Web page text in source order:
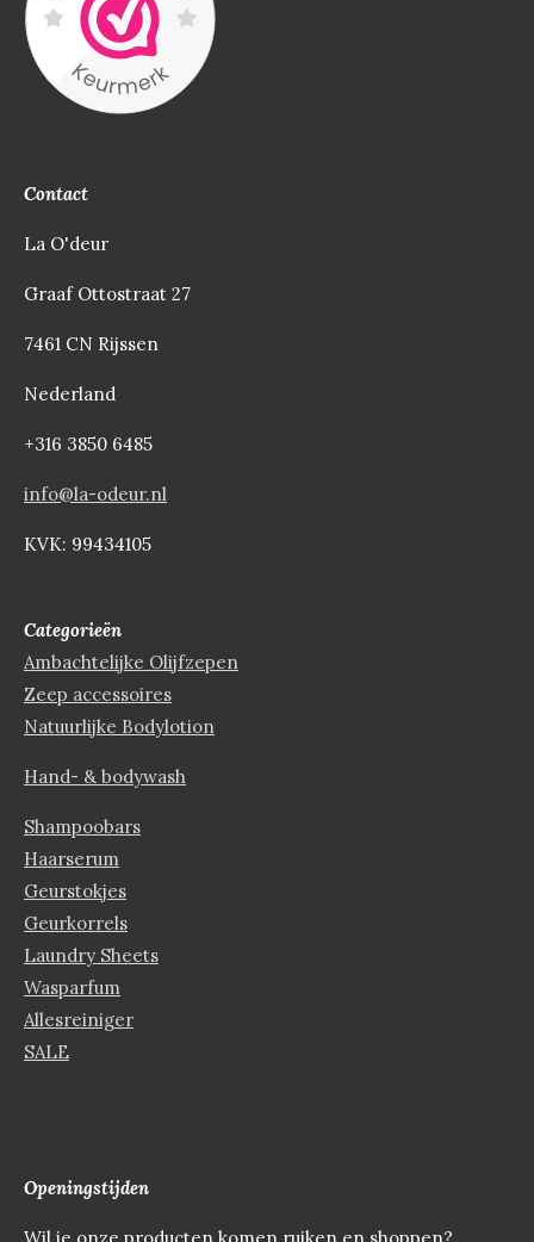
Contact
La O'deur
Graaf Ottostraat 27
7461 CN Rijssen
Nederland
+316 3850 6485
info@la-odeur.nl
KVK: 99434105
Categorieën
Ambachtelijke Olijfzepen
Zeep accessoires
Natuurlijke Bodylotion
Hand- & bodywash
Shampoobars
Haarserum
Geurstokjes
Geurkorrels
Laundry Sheets
Wasparfum
Allesreiniger
SALE
Openingstijden